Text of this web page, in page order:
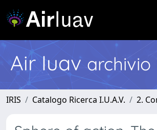
Air Iuav archivio
IRIS Catalogo Ricerca I.U.A.V. 2.